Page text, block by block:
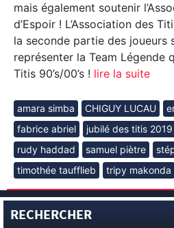
mais également soutenir
d’Espoir ! L’Association des
la seconde partie des joueurs
représenter la Team Légende
Titis 90’s/00’s ! lire la suite
amara simba CHIGUY LUCAU
fabrice abriel
jubilé des titis 2019
rudy haddad
samuel piètre
timothée taufflieb
tripy makonda
RECHERCHER